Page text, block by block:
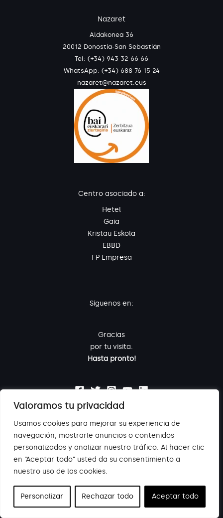
Valoramos tu privacidad
Usamos cookies para mejorar su experiencia de
navegación, mostrarle anuncios o contenidos
personalizados y analizar nuestro tráfico. Al hacer clic
en “Aceptar todo” usted da su consentimiento a
nuestro uso de las cookies.
Personalizar Rechazar todo Aceptar todo
Nazaret
Aldakonea 36
20012 Donostia-San Sebastián
Tel: (+34) 943 32 66 66
WhatsApp: (+34) 688 76 15 24
nazaret@nazaret.eus
Centro asociado a:
Hetel
Gaia
Kristau Eskola
EBBD
FP Empresa
Síguenos en:
Gracias
por tu visita.
Hasta pronto!
Aviso legal-Política de privacidad-Política de cookies-Canal de
denuncias
© 2023 Nazaret